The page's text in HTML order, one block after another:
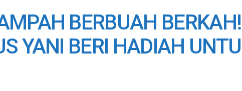
BERBUAH BERKAH!
YANI BERI HADIAH